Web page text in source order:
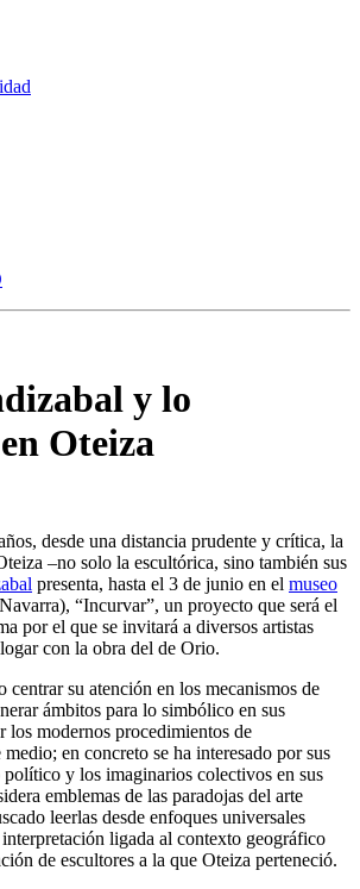
y lo
Oteiza
desde una distancia prudente y crítica, la
–no solo la escultórica, sino también sus
presenta, hasta el 3 de junio en el museo
“Incurvar”, un proyecto que será el
por el que se invitará a diversos artistas
con la obra del de Orio.
centrar su atención en los mecanismos de
ámbitos para lo simbólico en sus
los modernos procedimientos de
medio; en concreto se ha interesado por sus
y los imaginarios colectivos en sus
emblemas de las paradojas del arte
leerlas desde enfoques universales
ligada al contexto geográfico
de escultores a la que Oteiza perteneció.